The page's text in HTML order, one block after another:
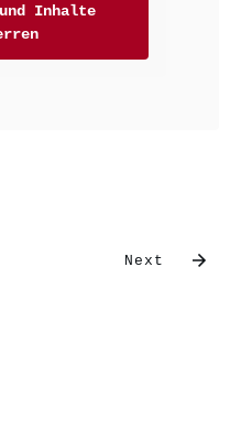
Inhalte
Next